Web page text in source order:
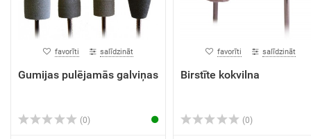
favorīti salīdzināt
Gumijas pulējamās galviņas
(0)
favorīti salīdzināt
Birstīte kokvilna
(0)